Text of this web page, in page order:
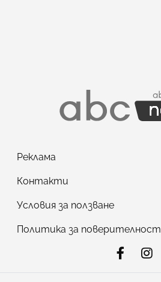
Реклама
Контакти
Условия за ползване
Политика за поверителност